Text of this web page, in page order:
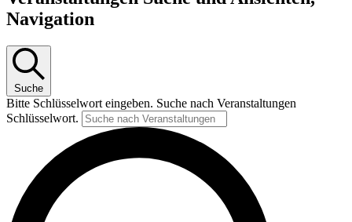
Navigation
Suche
Bitte Schlüsselwort eingeben. Suche nach Veranstaltungen
Schlüsselwort.